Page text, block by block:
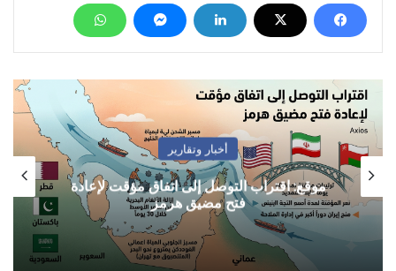
أخبار وتقارير
موقع: اقتراب التوصل إلى اتفاق مؤقت لإعادة
فتح مضيق هرمز